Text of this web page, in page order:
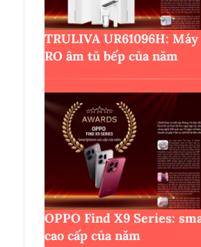
TRULIVA UR61096H:
RO âm tủ bếp của năm
OPPO Find X9 Series:
cao cấp của năm